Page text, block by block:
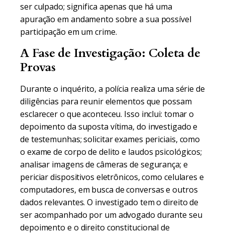
ser culpado; significa apenas que há uma
apuração em andamento sobre a sua possível
participação em um crime.
A Fase de Investigação: Coleta de
Provas
Durante o inquérito, a polícia realiza uma série de
diligências para reunir elementos que possam
esclarecer o que aconteceu. Isso inclui: tomar o
depoimento da suposta vítima, do investigado e
de testemunhas; solicitar exames periciais, como
o exame de corpo de delito e laudos psicológicos;
analisar imagens de câmeras de segurança; e
periciar dispositivos eletrônicos, como celulares e
computadores, em busca de conversas e outros
dados relevantes. O investigado tem o direito de
ser acompanhado por um advogado durante seu
depoimento e o direito constitucional de